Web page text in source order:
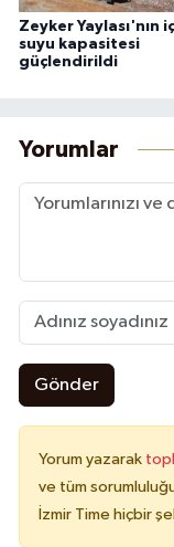
Zeyker Yaylası'nın
suyu kapasitesi
güçlendirildi
Yorumlar
Gönder
Yorum yazarak
ve tüm
İzmir Time hiçbir